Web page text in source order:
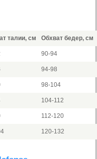
талии, см Обхват бедер, см
90-94
94-98
98-104
104-112
112-120
120-132